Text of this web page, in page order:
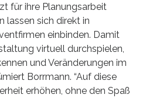
für ihre Planungsarbeit
lassen sich direkt in
einbinden. Damit
virtuell durchspielen,
und Veränderungen im
Borrmann. “Auf diese
erhöhen, ohne den Spaß